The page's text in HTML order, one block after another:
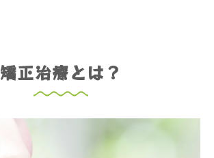
矯正治療とは？